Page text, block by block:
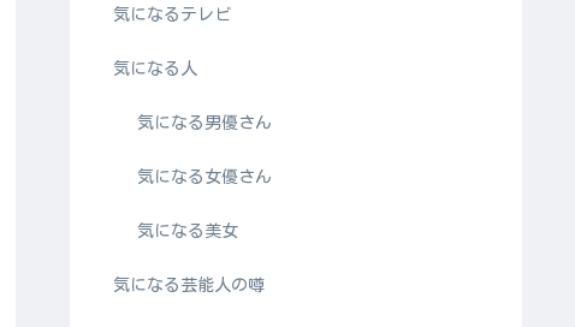
気になるテレビ
気になる人
気になる男優さん
気になる女優さん
気になる美女
気になる芸能人の噂